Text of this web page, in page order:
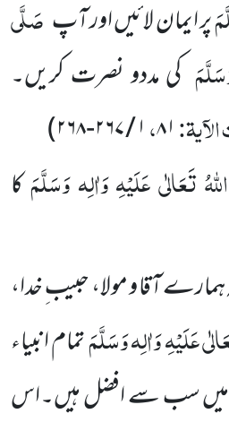
پر ایمان لائیں اور آپ صَلَّی
کی مددو نصرت کریں۔
۸۱،۱ / ۲۶۷-۲۶۸)
تَعَالٰی عَلَیْہِ وَاٰلِہ وَسَلَّمَکا
آقا و مولا، حبیب ِ خدا،
عَلَیْہِ وَاٰلِہ وَسَلَّمَتمام انبیاء
میں سب سے افضل ہیں۔اس